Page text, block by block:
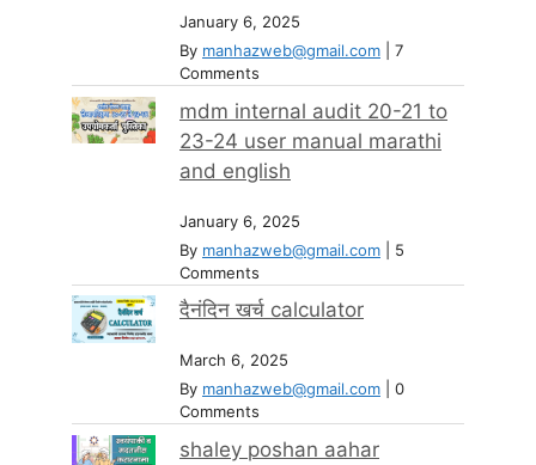
January 6, 2025
By manhazweb@gmail.com
7
Comments
mdm internal audit 20-21 to
23-24 user manual marathi
and english
January 6, 2025
By manhazweb@gmail.com
5
Comments
दैनंदिन खर्च calculator
March 6, 2025
By manhazweb@gmail.com
0
Comments
shaley poshan aahar